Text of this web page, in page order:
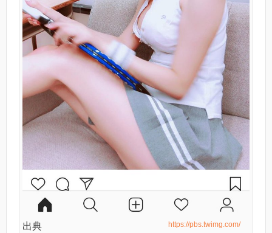
出典 https://pbs.twimg.com/